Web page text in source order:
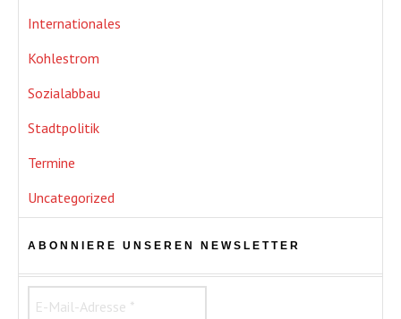
Internationales
Kohlestrom
Sozialabbau
Stadtpolitik
Termine
Uncategorized
ABONNIERE UNSEREN NEWSLETTER